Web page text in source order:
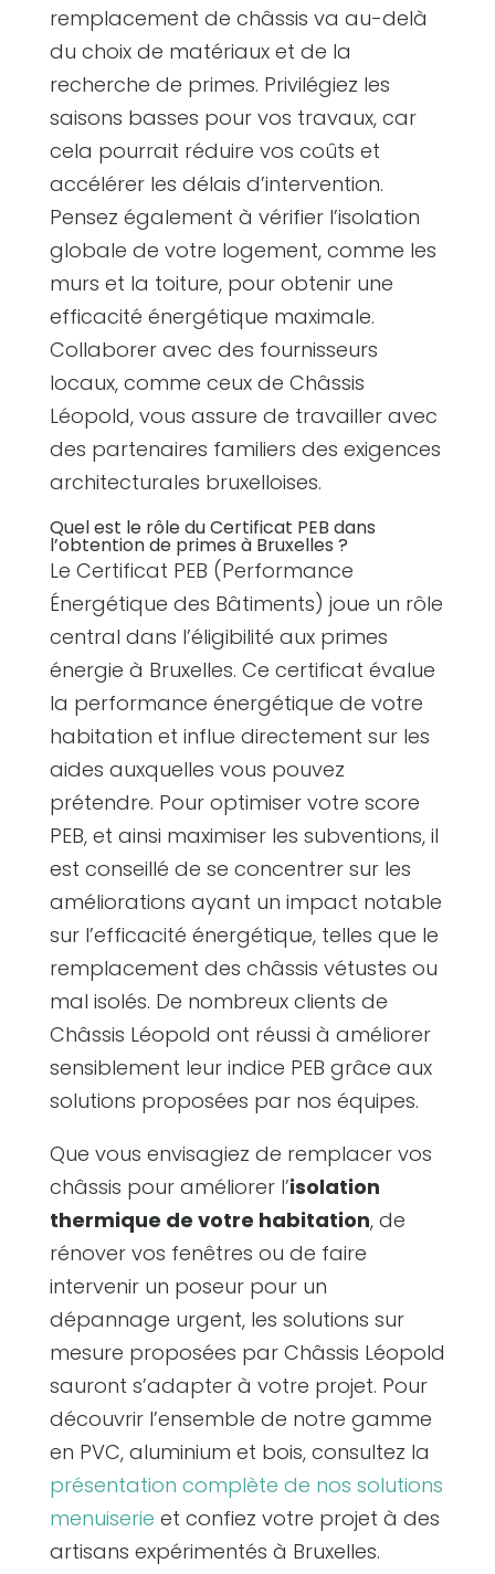
remplacement de châssis va au-delà
du choix de matériaux et de la
recherche de primes. Privilégiez les
saisons basses pour vos travaux, car
cela pourrait réduire vos coûts et
accélérer les délais d’intervention.
Pensez également à vérifier l’isolation
globale de votre logement, comme les
murs et la toiture, pour obtenir une
efficacité énergétique maximale.
Collaborer avec des fournisseurs
locaux, comme ceux de Châssis
Léopold, vous assure de travailler avec
des partenaires familiers des exigences
architecturales bruxelloises.
Quel est le rôle du Certificat PEB dans
l’obtention de primes à Bruxelles ?
Le Certificat PEB (Performance
Énergétique des Bâtiments) joue un rôle
central dans l’éligibilité aux primes
énergie à Bruxelles. Ce certificat évalue
la performance énergétique de votre
habitation et influe directement sur les
aides auxquelles vous pouvez
prétendre. Pour optimiser votre score
PEB, et ainsi maximiser les subventions, il
est conseillé de se concentrer sur les
améliorations ayant un impact notable
sur l’efficacité énergétique, telles que le
remplacement des châssis vétustes ou
mal isolés. De nombreux clients de
Châssis Léopold ont réussi à améliorer
sensiblement leur indice PEB grâce aux
solutions proposées par nos équipes.
Que vous envisagiez de remplacer vos
châssis pour améliorer l’isolation
thermique de votre habitation, de
rénover vos fenêtres ou de faire
intervenir un poseur pour un
dépannage urgent, les solutions sur
mesure proposées par Châssis Léopold
sauront s’adapter à votre projet. Pour
découvrir l’ensemble de notre gamme
en PVC, aluminium et bois, consultez la
présentation complète de nos solutions
menuiserie et confiez votre projet à des
artisans expérimentés à Bruxelles.